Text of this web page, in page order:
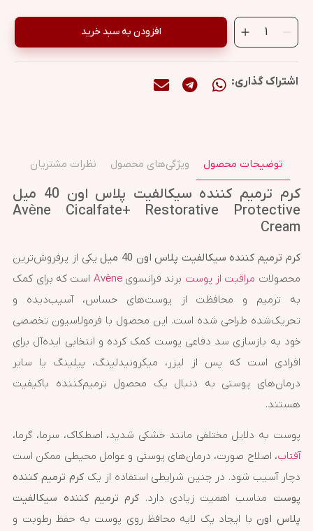
افزودن به سبد خرید
اشتراک گذاری:
توضیحات محصول ویژگی‌های محصول نظرات مشتریان
کرم ترمیم کننده سیکالفیت پلاس اون 40 میل
Avène Cicalfate+ Restorative Protective
Cream
کرم ترمیم کننده سیکالفیت پلاس اون 40 میل
یکی از پرفروش‌ترین
محصولات مراقبت از پوست برند فرانسویAvène است که برای کمک
به ترمیم و محافظت از پوست‌های حساس، آسیب‌دیده و
تحریک‌شده طراحی شده است. این محصول با فرمولاسیون تخصصی
خود به بازسازی سد دفاعی پوست کمک کرده و انتخابی ایده‌آل برای
افرادی است که پس از لیزر، میکرونیدلینگ، پیلینگ یا سایر
درمان‌های پوستی به دنبال یک محصول ترمیم‌کننده باکیفیت
هستند.
پوست به دلایل مختلفی مانند خشکی شدید، اصطکاک، سرما، گرما،
آفتاب، اصلاح صورت، درمان‌های پوستی و عوامل محیطی ممکن است
دچار آسیب شود. در چنین شرایطی استفاده از یککرم ترمیم کننده
پوست مناسب اهمیت زیادی دارد. کرم ترمیم کننده سیکالفیت
پلاس اونبا ایجاد یک لایه محافظ روی پوست به حفظ رطوبت و